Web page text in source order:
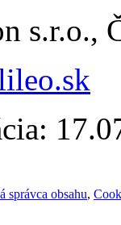
s.r.o.,
správca obsahu,